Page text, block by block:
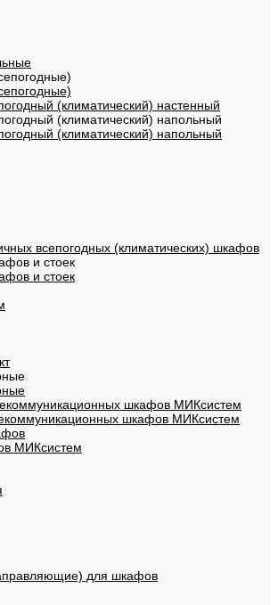
(климатический) настенный
(климатический) напольный
(климатический) напольный
всепогодных (климатических) шкафов
и стоек
и стоек
шкафов МИКсистем
шкафов МИКсистем
МИКсистем
для шкафов